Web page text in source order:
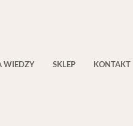
WIEDZY SKLEP KONTAKT